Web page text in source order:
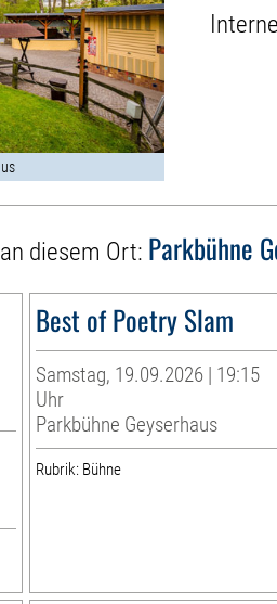
diesem Ort: Parkbühne
Best of Poetry Slam
Samstag, 19.09.2026 | 19:15
Uhr
Parkbühne Geyserhaus
Rubrik: Bühne